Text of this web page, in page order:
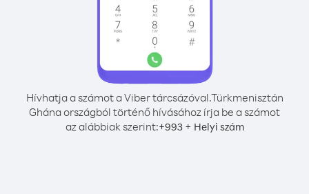
Hívhatja a számot a Viber tárcsázóval.Türkmenisztán
Ghána országból történő hívásához írja be a számot
az alábbiak szerint:+993+ Helyi szám